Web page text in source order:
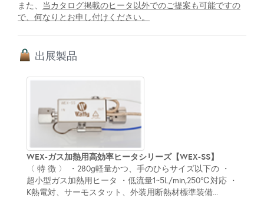
また、 当カタログ掲載のヒータ以外でのご提案も可能ですの
で、何なりとお申し付けください。
出展製品
WEX-ガス加熱用高効率ヒータシリーズ【WEX-SS】
〈 特 徴 〉 ・280g軽量かつ、手のひらサイズ以下の ・
超小型ガス加熱用ヒータ ・低流量1~5L/min,250℃対応 ・
K熱電対、サーモスタット、外装用断熱材標準装備...